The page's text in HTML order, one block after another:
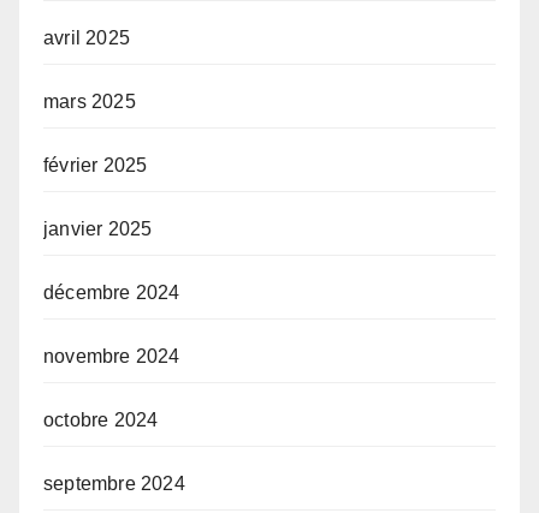
avril 2025
mars 2025
février 2025
janvier 2025
décembre 2024
novembre 2024
octobre 2024
septembre 2024